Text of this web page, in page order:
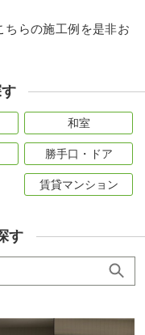
ちらの施工例を是非お
和室
勝手口・ドア
賃貸マンション
す